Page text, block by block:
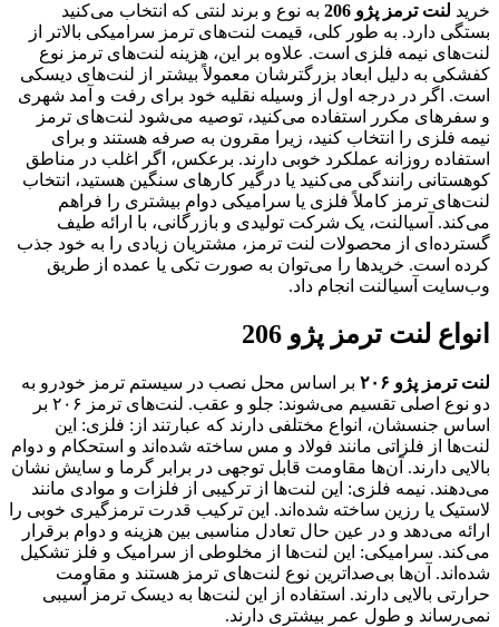
خرید لنت ترمز پژو 206
به نوع و برند لنتی که انتخاب می‌کنید
بستگی دارد. به طور کلی، قیمت لنت‌های ترمز سرامیکی بالاتر از
لنت‌های نیمه فلزی است. علاوه بر این، هزینه لنت‌های ترمز نوع
کفشکی به دلیل ابعاد بزرگترشان معمولاً بیشتر از لنت‌های دیسکی
است. اگر در درجه اول از وسیله نقلیه خود برای رفت و آمد شهری
و سفرهای مکرر استفاده می‌کنید، توصیه می‌شود لنت‌های ترمز
نیمه فلزی را انتخاب کنید، زیرا مقرون به صرفه هستند و برای
استفاده روزانه عملکرد خوبی دارند. برعکس، اگر اغلب در مناطق
کوهستانی رانندگی می‌کنید یا درگیر کارهای سنگین هستید، انتخاب
لنت‌های ترمز کاملاً فلزی یا سرامیکی دوام بیشتری را فراهم
می‌کند. آسیالنت، یک شرکت تولیدی و بازرگانی، با ارائه طیف
گسترده‌ای از محصولات لنت ترمز، مشتریان زیادی را به خود جذب
کرده است. خریدها را می‌توان به صورت تکی یا عمده از طریق
وب‌سایت آسیالنت انجام داد.
انواع لنت ترمز پژو 206
لنت‌ ترمز پژو ۲۰۶
بر اساس محل نصب در سیستم ترمز خودرو به
دو نوع اصلی تقسیم می‌شوند: جلو و عقب. لنت‌های ترمز ۲۰۶ بر
اساس جنسشان، انواع مختلفی دارند که عبارتند از: فلزی: این
لنت‌ها از فلزاتی مانند فولاد و مس ساخته شده‌اند و استحکام و دوام
بالایی دارند. آن‌ها مقاومت قابل توجهی در برابر گرما و سایش نشان
می‌دهند. نیمه فلزی: این لنت‌ها از ترکیبی از فلزات و موادی مانند
لاستیک یا رزین ساخته شده‌اند. این ترکیب قدرت ترمزگیری خوبی را
ارائه می‌دهد و در عین حال تعادل مناسبی بین هزینه و دوام برقرار
می‌کند. سرامیکی: این لنت‌ها از مخلوطی از سرامیک و فلز تشکیل
شده‌اند. آن‌ها بی‌صداترین نوع لنت‌های ترمز هستند و مقاومت
حرارتی بالایی دارند. استفاده از این لنت‌ها به دیسک ترمز آسیبی
نمی‌رساند و طول عمر بیشتری دارند.